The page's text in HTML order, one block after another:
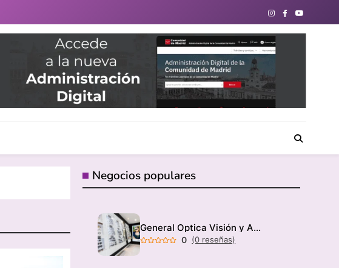
y un directorio de negocios locales para conectar con tu
Negocios populares
General Optica Visión y Audición
0 (0 reseñas)